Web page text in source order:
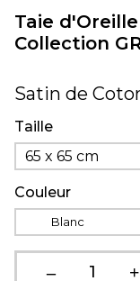
Taie
Collection
Satin de
Taille
65 x 65 cm
Couleur
Blanc